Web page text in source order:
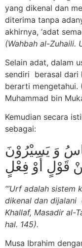
yang dikenal dan
diterima tanpa
akhirnya, ‘adat
(Wahbah al-Zuhaili.
Selain adat, dalam
sendiri berasal dari
berarti mengetahui.
Muhammad bin
Kemudian secara
sebagai:
وَ يَسِيْرُوْنَ
“’Urf adalah
dikenal dan dijalani
Khallaf, Masadir al-
hal. 145).
Musa Ibrahim